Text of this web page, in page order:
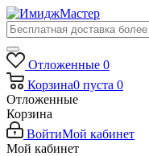
Отложенные 0
Корзина0 пуста 0
Отложенные
Корзина
ВойтиМой кабинет
Мой кабинет